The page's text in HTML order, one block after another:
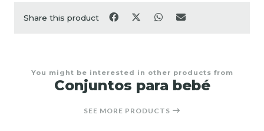
Share this product
You might be interested in other products from
Conjuntos para bebé
SEE MORE PRODUCTS